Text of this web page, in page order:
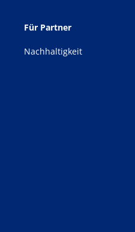
Für Partner
Nachhaltigkeit